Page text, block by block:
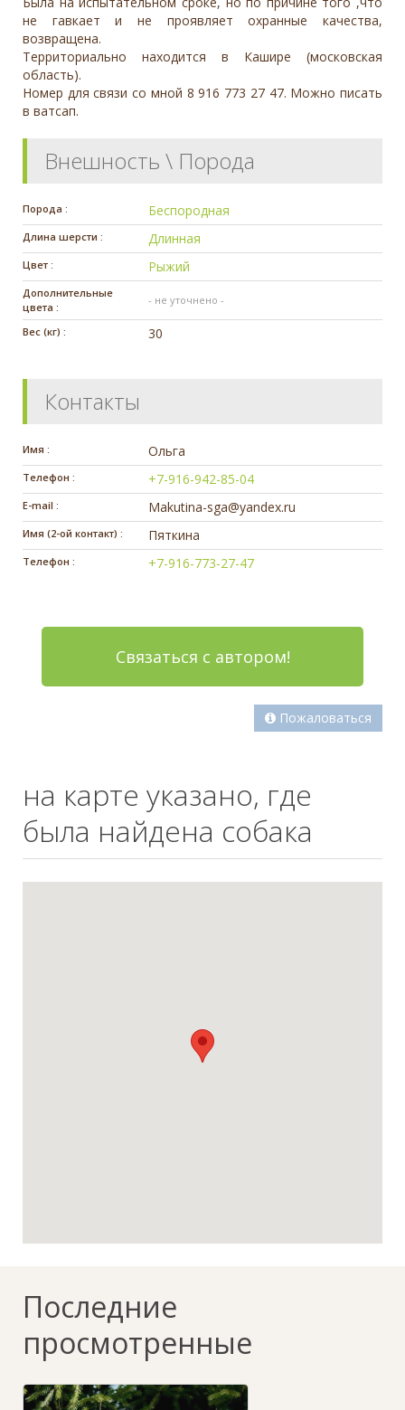
не гавкает и не проявляет охранные качества,
возвращена.
Территориально находится в Кашире (московская
область).
Номер для связи со мной 8 916 773 27 47. Можно писать
в ватсап.
Внешность \ Порода
Порода : Беспородная
Длина шерсти : Длинная
Цвет : Рыжий
Дополнительные
цвета :
- не уточнено -
Вес (кг) : 30
Контакты
Имя : Ольга
Телефон : +7-916-942-85-04
E-mail : Makutina-sga@yandex.ru
Имя (2-ой контакт) : Пяткина
Телефон : +7-916-773-27-47
Связаться с автором!
Пожаловаться
на карте указано, где
была найдена собака
Последние
просмотренные